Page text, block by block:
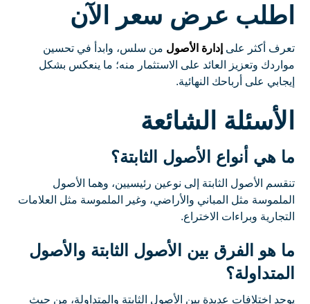
اطلب عرض سعر الآن
تعرف أكثر على إدارة الأصول من سلس، وابدأ في تحسين
مواردك وتعزيز العائد على الاستثمار منه؛ ما ينعكس بشكل
إيجابي على أرباحك النهائية.
الأسئلة الشائعة
ما هي أنواع الأصول الثابتة؟
تنقسم الأصول الثابتة إلى نوعين رئيسيين، وهما الأصول
الملموسة مثل المباني والأراضي، وغير الملموسة مثل العلامات
التجارية وبراءات الاختراع.
ما هو الفرق بين الأصول الثابتة والأصول
المتداولة؟
يوجد اختلافات عديدة بين الأصول الثابتة والمتداولة، من حيث